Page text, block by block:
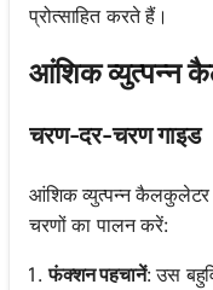
प्रोत्साहित करते हैं।
आंशिक व्युत्पन्न
चरण-दर-चरण गाइड
आंशिक व्युत्पन्न कैलकुलेटर
चरणों का पालन करें:
फंक्शन पहचानें: उस